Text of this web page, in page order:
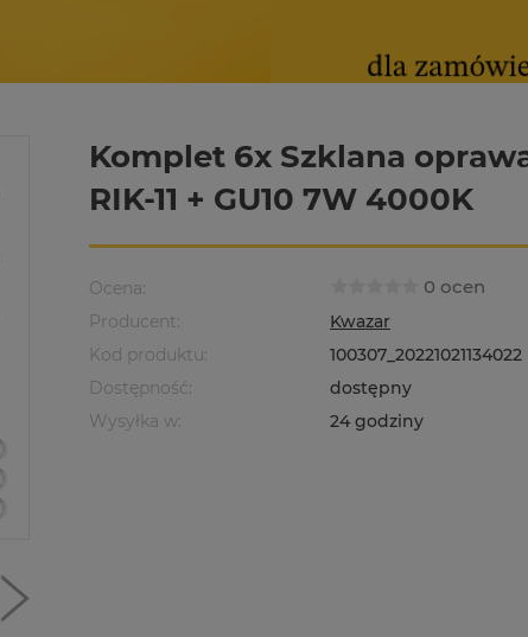
Komplet 6x Szklana
RIK-11 + GU10 7W 4000K
Ocena: 0 ocen
Producent:
Kwazar
Kod produktu:
100307_20221021134022
Dostępność:
dostępny
Wysyłka w:
24 godziny